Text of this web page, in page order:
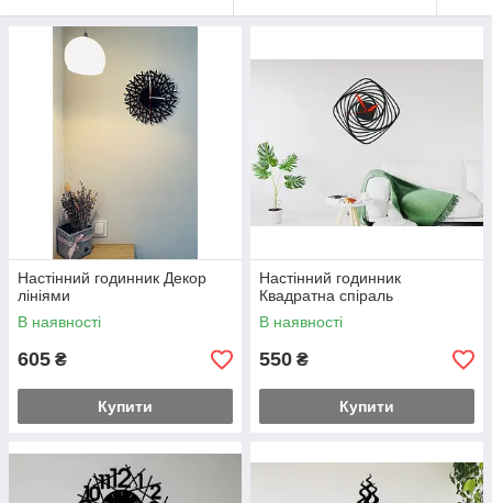
Настінний годинник Декор
лініями
В наявності
605 ₴
Купити
Настінний годинник
Квадратна спіраль
В наявності
550 ₴
Купити